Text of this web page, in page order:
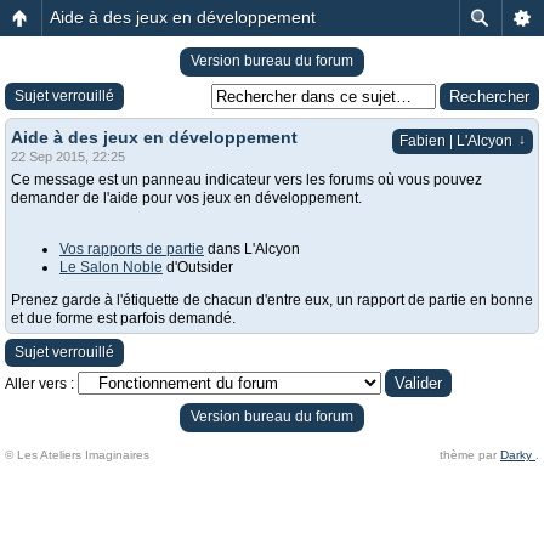
Aide à des jeux en développement
Version bureau du forum
Sujet verrouillé
Fabien | L'Alcyon ↓
Aide à des jeux en développement
22 Sep 2015, 22:25
Ce message est un panneau indicateur vers les forums où vous pouvez
demander de l'aide pour vos jeux en développement.
Vos rapports de partie dans L'Alcyon
Le Salon Noble d'Outsider
Prenez garde à l'étiquette de chacun d'entre eux, un rapport de partie en bonne
et due forme est parfois demandé.
Sujet verrouillé
Aller vers :
Version bureau du forum
© Les Ateliers Imaginaires thème par Darky